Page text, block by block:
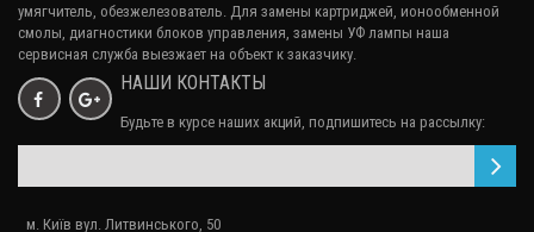
умягчитель, обезжелезователь. Для замены картриджей, ионообменной
смолы, диагностики блоков управления, замены УФ лампы наша
сервисная служба выезжает на объект к заказчику.
НАШИ КОНТАКТЫ
Будьте в курсе наших акций, подпишитесь на рассылку:
м. Київ вул. Литвинського, 50